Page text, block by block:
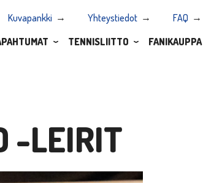
Kuvapankki Yhteystiedot
FAQ
TENNISLIITTO FANIKAUPPA
-LEIRIT